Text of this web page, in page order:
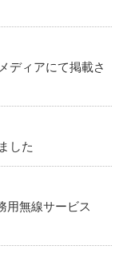
ディアにて掲載さ
した
用無線サービス